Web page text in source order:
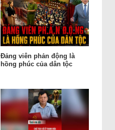
Đảng viên phản động là
hồng phúc của dân tộc